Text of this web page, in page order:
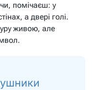
помічаєш: у
а двері голі.
живою, але